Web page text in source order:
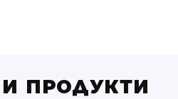
ПРОДУКТИ